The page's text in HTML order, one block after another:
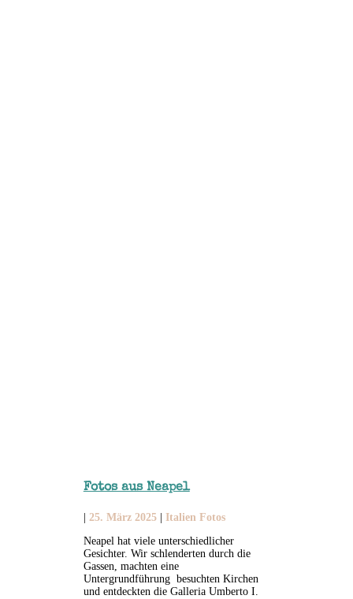
Fotos aus Neapel
| 25. März 2025 | Italien Fotos
Neapel hat viele unterschiedlicher
Gesichter. Wir schlenderten durch die
Gassen, machten eine
Untergrundführung besuchten Kirchen
und entdeckten die Galleria Umberto I.